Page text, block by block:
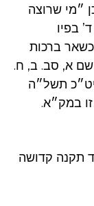
״מי שרוצה
בפיו
כשאר ברכות
שם א, סב. ב, ח.
תשל״ה
במק״א.
תקנה קדושה